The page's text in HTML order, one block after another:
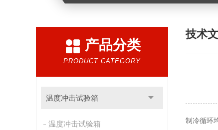
产品分类
PRODUCT CATEGORY
温度冲击试验箱
温度冲击试验箱
技术
制冷循环